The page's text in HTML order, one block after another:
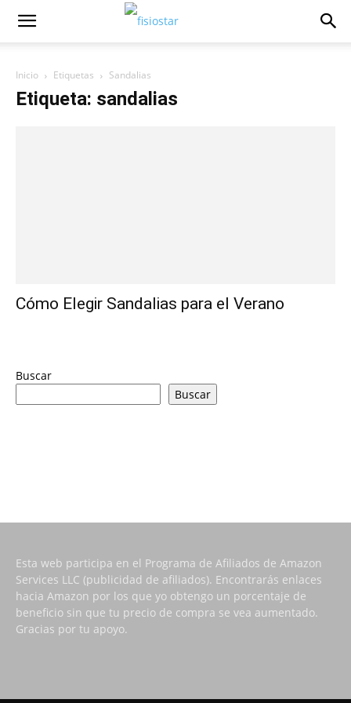
Inicio Etiquetas Sandalias
Etiqueta: sandalias
Cómo Elegir Sandalias para el Verano
Buscar
Buscar
Esta web participa en el Programa de Afiliados de Amazon
Services LLC (publicidad de afiliados). Encontrarás enlaces
hacia Amazon por los que yo obtengo un porcentaje de
beneficio sin que tu precio de compra se vea aumentado.
Gracias por tu apoyo.